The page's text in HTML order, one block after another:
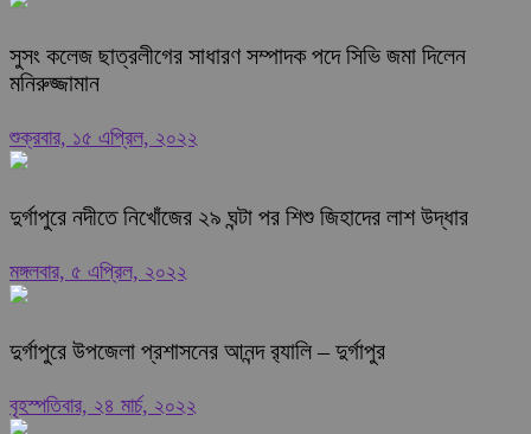
সুসং কলেজ ছাত্রলীগের সাধারণ সম্পাদক পদে সিভি জমা দিলেন
মনিরুজ্জামান
শুক্রবার, ১৫ এপ্রিল, ২০২২
দুর্গাপুরে নদীতে নিখোঁজের ২৯ ঘন্টা পর শিশু জিহাদের লাশ উদ্ধার
মঙ্গলবার, ৫ এপ্রিল, ২০২২
দুর্গাপুরে উপজেলা প্রশাসনের আনন্দ র‍্যালি – দুর্গাপুর
বৃহস্পতিবার, ২৪ মার্চ, ২০২২